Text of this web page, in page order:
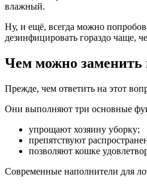
влажный.
Ну, и ещё, всегда можно
дезинфицировать гораздо чаще,
Чем можно заменить
Прежде, чем ответить на этот
Они выполняют три основные
упрощают хозяину уборку;
препятствуют
позволяют кошке
Современные наполнители для